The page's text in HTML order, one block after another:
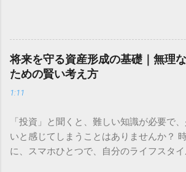
ね。 今回は、住まいを整える専門的なサ
卓を豊かにする心強い味方をご紹介しま
「自分や家族の大切な時間」に変えるため
役立てください。 ＞ [プロの技術で住まい
するサービスはこちら] ＞ [プロが作る健康
を届けるサービスはこちら] 忙しい毎日に
家事や仕事、日々の細かな雑務に忙殺さ
疲れは溜まる一方です。しかし、生活の質
決して慌ただしく動き回ることではありま
将来を守る資産形成の基礎｜無理
ための賢い考え方
1:11
「投資」と聞くと、難しい知識が必要で
いと感じてしまうことはありませんか？
に、スマホひとつで、自分のライフスタイ